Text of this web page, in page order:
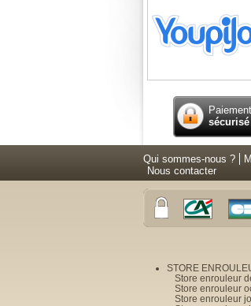
Paiement
sécurisé
Qui sommes-nous ?
Nous contacter
STORE
Store enrouleur
Store enrouleur
Store enrouleur